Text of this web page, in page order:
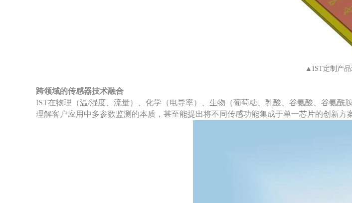
▲IST定制产品
跨领域的传感器技术融合
IST在物理（温/湿度、流量）、化学（电导率）、生物（葡萄糖、乳酸、谷氨酸、谷氨
理解客户应用中多参数监测的本质，甚至能提出将不同传感功能集成于单一芯片的创新方